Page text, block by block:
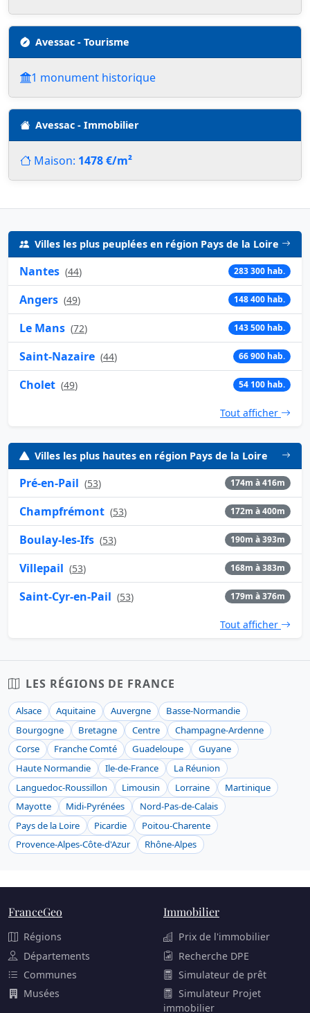
Avessac - Tourisme
1 monument historique
Avessac - Immobilier
Maison: 1478 €/m²
Villes les plus peuplées en région Pays de la Loire
Nantes (44) 283 300 hab.
Angers (49) 148 400 hab.
Le Mans (72) 143 500 hab.
Saint-Nazaire (44) 66 900 hab.
Cholet (49) 54 100 hab.
Tout afficher
Villes les plus hautes en région Pays de la Loire
Pré-en-Pail (53) 174m à 416m
Champfrémont (53) 172m à 400m
Boulay-les-Ifs (53) 190m à 393m
Villepail (53) 168m à 383m
Saint-Cyr-en-Pail (53) 179m à 376m
Tout afficher
LES RÉGIONS DE FRANCE
Alsace Aquitaine Auvergne
Basse-Normandie
Bourgogne
Bretagne Centre
Champagne-Ardenne
Corse
Franche Comté Guadeloupe
Guyane
Haute Normandie
Ile-de-France
La Réunion
Languedoc-Roussillon
Limousin Lorraine
Martinique
Mayotte
Midi-Pyrénées
Nord-Pas-de-Calais
Pays de la Loire
Picardie
Poitou-Charente
Provence-Alpes-Côte-d'Azur
Rhône-Alpes
FranceGeo
Régions
Départements
Communes
Musées
Immobilier
Prix de l'immobilier
Recherche DPE
Simulateur de prêt
Simulateur Projet
immobilier